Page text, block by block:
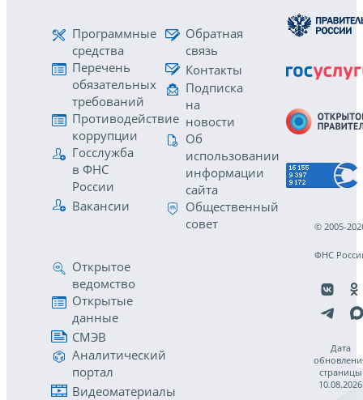
Программные
средства
Перечень
обязательных
требований
Противодействие
коррупции
Госслужба
в ФНС
России
Вакансии
Обратная
связь
Контакты
Подписка
на
новости
Об
использовании
информации
сайта
Общественный
совет
Открытое
ведомство
Открытые
данные
СМЭВ
Аналитический
портал
Видеоматериалы
© 2005-
ФНС
Дата
страницы
10.08.2026